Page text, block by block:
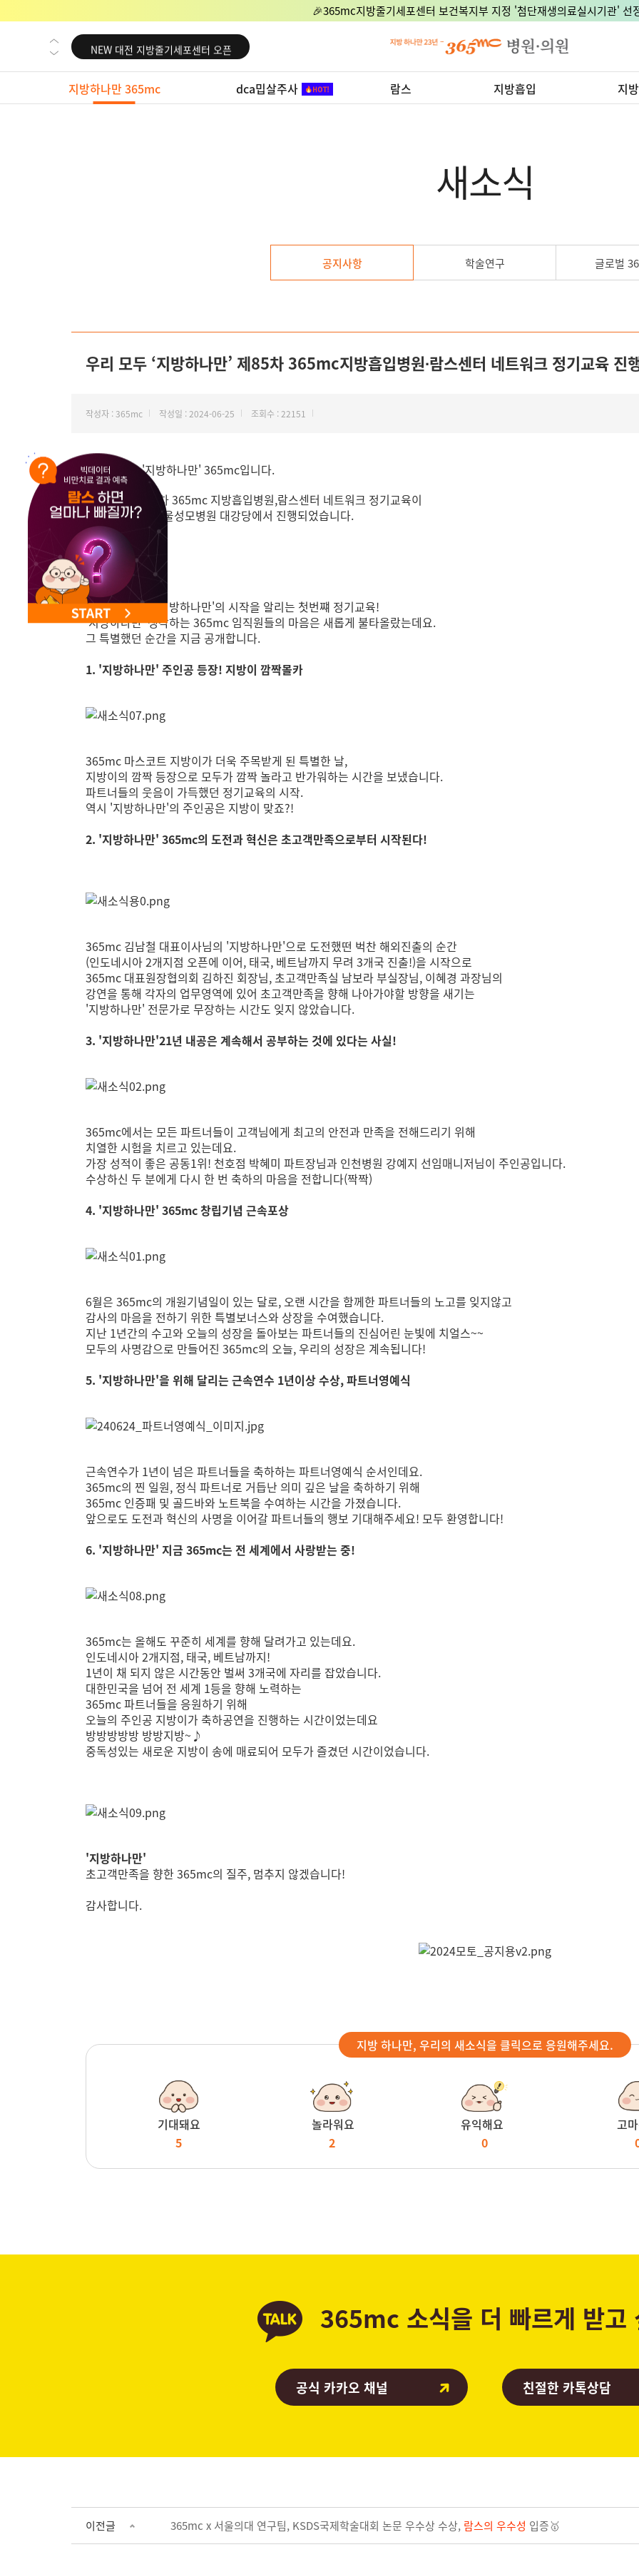
🎉365mc지방줄기세포센터 보건복지부 지정 '첨단재생의료실시기관' 선
NEW 교대 지방줄기세포센터 오픈
NEW 대전 지방줄기세포센터 오픈
NEW 노원 지방줄기세포센터 오픈
NEW 미국 LA점 오픈
지방하나만 365mc dca밉살주사 람스 지방흡입 지
새소식
공지사항 학술연구 글로벌
우리 모두 ‘지방하나만’ 제85차 365mc지방흡입병원∙람스센터 네트워크 정기교육 진
작성자 : 365mc 작성일 : 2024-06-25 조회수 : 22151
안녕하세요.'지방하나만' 365mc입니다.
6월 19일, 제85차 365mc 지방흡입병원,람스센터 네트워크 정기교육이
카톨릭대학교 서울성모병원 대강당에서 진행되었습니다.
새로운 슬로건 '지방하나만'의 시작을 알리는 첫번쨰 정기교육!
'지방하나만' 생각하는 365mc 임직원들의 마음은 새롭게 불타올랐는데요.
그 특별했던 순간을 지금 공개합니다.
1. '지방하나만' 주인공 등장! 지방이 깜짝몰카
365mc 마스코트 지방이가 더욱 주목받게 된 특별한 날,
지방이의 깜짝 등장으로 모두가 깜짝 놀라고 반가워하는 시간을 보냈습니다.
파트너들의 웃음이 가득했던 정기교육의 시작.
역시 '지방하나만'의 주인공은 지방이 맞죠?!
2. '지방하나만' 365mc의 도전과 혁신은 초고객만족으로부터 시작된다!
365mc 김남철 대표이사님의 '지방하나만'으로 도전했떤 벅찬 해외진출의 순간
(인도네시아 2개지점 오픈에 이어, 태국, 베트남까지 무려 3개국 진출!)을 시작으로
365mc 대표원장협의회 김하진 회장님, 초고객만족실 남보라 부실장님, 이혜경 과장님의
강연을 통해 각자의 업무영역에 있어 초고객만족을 향해 나아가야할 방향을 새기는
'지방하나만' 전문가로 무장하는 시간도 잊지 않았습니다.
3. '지방하나만'21년 내공은 계속해서 공부하는 것에 있다는 사실!
365mc에서는 모든 파트너들이 고객님에게 최고의 안전과 만족을 전해드리기 위해
치열한 시험을 치르고 있는데요.
가장 성적이 좋은 공동1위! 천호점 박혜미 파트장님과 인천병원 강예지 선임매니저님이 주인공입니다.
수상하신 두 분에게 다시 한 번 축하의 마음을 전합니다(짝짝)
4. '지방하나만' 365mc 창립기념 근속포상
6월은 365mc의 개원기념일이 있는 달로, 오랜 시간을 함께한 파트너들의 노고를 잊지않고
감사의 마음을 전하기 위한 특별보너스와 상장을 수여했습니다.
지난 1년간의 수고와 오늘의 성장을 돌아보는 파트너들의 진심어린 눈빛에 치얼스~~
모두의 사명감으로 만들어진 365mc의 오늘, 우리의 성장은 계속됩니다!
5. '지방하나만'을 위해 달리는 근속연수 1년이상 수상, 파트너영예식
근속연수가 1년이 넘은 파트너들을 축하하는 파트너영예식 순서인데요.
365mc의 찐 일원, 정식 파트너로 거듭난 의미 깊은 날을 축하하기 위해
365mc 인증패 및 골드바와 노트북을 수여하는 시간을 가졌습니다.
앞으로도 도전과 혁신의 사명을 이어갈 파트너들의 행보 기대해주세요! 모두 환영합니다!
6. '지방하나만' 지금 365mc는 전 세계에서 사랑받는 중!
365mc는 올해도 꾸준히 세계를 향해 달려가고 있는데요.
인도네시아 2개지점, 태국, 베트남까지!
1년이 채 되지 않은 시간동안 벌써 3개국에 자리를 잡았습니다.
대한민국을 넘어 전 세계 1등을 향해 노력하는
365mc 파트너들을 응원하기 위해
오늘의 주인공 지방이가 축하공연을 진행하는 시간이었는데요
방방방방방 방방지방~ ♪
중독성있는 새로운 지방이 송에 매료되어 모두가 즐겼던 시간이었습니다.
'지방하나만'
초고객만족을 향한 365mc의 질주, 멈추지 않겠습니다!
감사합니다.
지방 하나만, 우리의 새소식을 클릭으로 응원해주세요.
기대돼요
5
놀라워요
2
유익해요
0
고
365mc 소식을 더 빠르게 받고
공식 카카오 채널 친절한 카톡상담
이전글 365mc x 서울의대 연구팀, KSDS국제학술대회 논문 우수상 수상, 람스의 우수성 입증🥇